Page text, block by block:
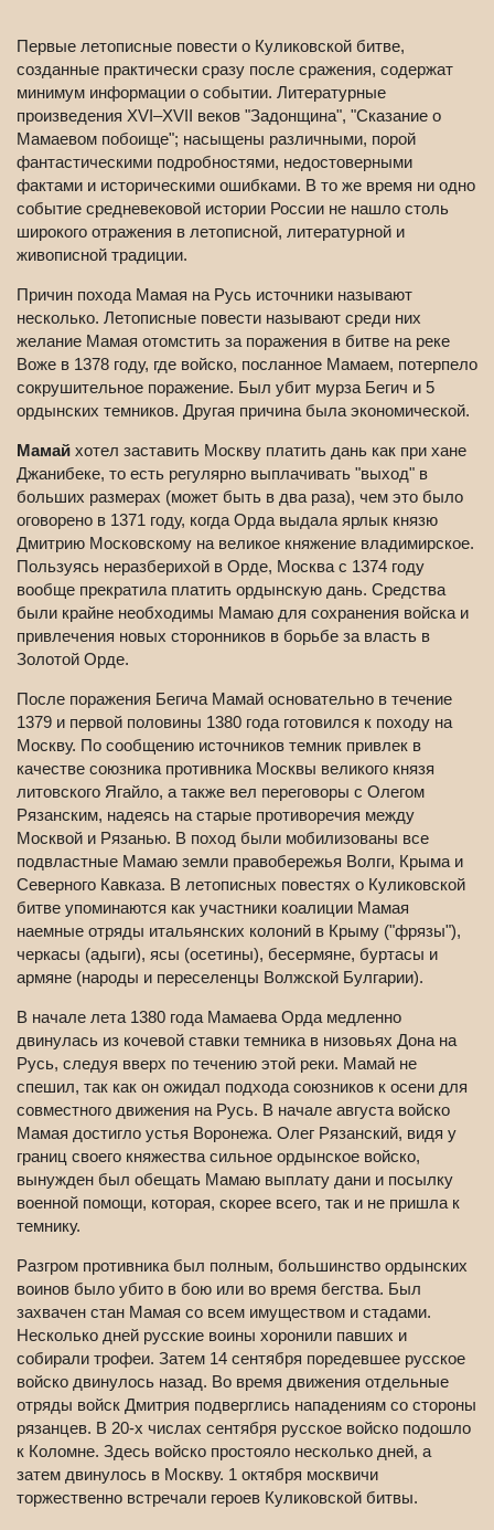
Первые летописные повести о Куликовской битве,
созданные практически сразу после сражения, содержат
минимум информации о событии. Литературные
произведения XVI–XVII веков "Задонщина", "Сказание о
Мамаевом побоище"; насыщены различными, порой
фантастическими подробностями, недостоверными
фактами и историческими ошибками. В то же время ни одно
событие средневековой истории России не нашло столь
широкого отражения в летописной, литературной и
живописной традиции.
Причин похода Мамая на Русь источники называют
несколько. Летописные повести называют среди них
желание Мамая отомстить за поражения в битве на реке
Воже в 1378 году, где войско, посланное Мамаем, потерпело
сокрушительное поражение. Был убит мурза Бегич и 5
ордынских темников. Другая причина была экономической.
Мамай хотел заставить Москву платить дань как при хане
Джанибеке, то есть регулярно выплачивать "выход" в
больших размерах (может быть в два раза), чем это было
оговорено в 1371 году, когда Орда выдала ярлык князю
Дмитрию Московскому на великое княжение владимирское.
Пользуясь неразберихой в Орде, Москва с 1374 году
вообще прекратила платить ордынскую дань. Средства
были крайне необходимы Мамаю для сохранения войска и
привлечения новых сторонников в борьбе за власть в
Золотой Орде.
После поражения Бегича Мамай основательно в течение
1379 и первой половины 1380 года готовился к походу на
Москву. По сообщению источников темник привлек в
качестве союзника противника Москвы великого князя
литовского Ягайло, а также вел переговоры с Олегом
Рязанским, надеясь на старые противоречия между
Москвой и Рязанью. В поход были мобилизованы все
подвластные Мамаю земли правобережья Волги, Крыма и
Северного Кавказа. В летописных повестях о Куликовской
битве упоминаются как участники коалиции Мамая
наемные отряды итальянских колоний в Крыму ("фрязы"),
черкасы (адыги), ясы (осетины), бесермяне, буртасы и
армяне (народы и переселенцы Волжской Булгарии).
В начале лета 1380 года Мамаева Орда медленно
двинулась из кочевой ставки темника в низовьях Дона на
Русь, следуя вверх по течению этой реки. Мамай не
спешил, так как он ожидал подхода союзников к осени для
совместного движения на Русь. В начале августа войско
Мамая достигло устья Воронежа. Олег Рязанский, видя у
границ своего княжества сильное ордынское войско,
вынужден был обещать Мамаю выплату дани и посылку
военной помощи, которая, скорее всего, так и не пришла к
темнику.
Разгром противника был полным, большинство ордынских
воинов было убито в бою или во время бегства. Был
захвачен стан Мамая со всем имуществом и стадами.
Несколько дней русские воины хоронили павших и
собирали трофеи. Затем 14 сентября поредевшее русское
войско двинулось назад. Во время движения отдельные
отряды войск Дмитрия подверглись нападениям со стороны
рязанцев. В 20-х числах сентября русское войско подошло
к Коломне. Здесь войско простояло несколько дней, а
затем двинулось в Москву. 1 октября москвичи
торжественно встречали героев Куликовской битвы.